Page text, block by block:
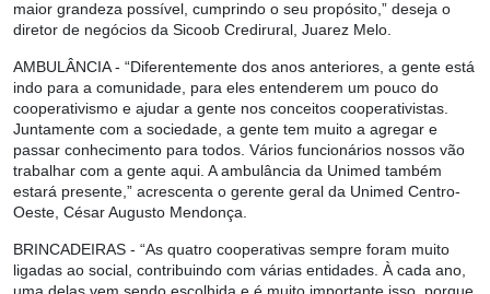
maior grandeza possível, cumprindo o seu propósito,” deseja o
diretor de negócios da Sicoob Credirural, Juarez Melo.
AMBULÂNCIA - “Diferentemente dos anos anteriores, a gente está
indo para a comunidade, para eles entenderem um pouco do
cooperativismo e ajudar a gente nos conceitos cooperativistas.
Juntamente com a sociedade, a gente tem muito a agregar e
passar conhecimento para todos. Vários funcionários nossos vão
trabalhar com a gente aqui. A ambulância da Unimed também
estará presente,” acrescenta o gerente geral da Unimed Centro-
Oeste, César Augusto Mendonça.
BRINCADEIRAS - “As quatro cooperativas sempre foram muito
ligadas ao social, contribuindo com várias entidades. À cada ano,